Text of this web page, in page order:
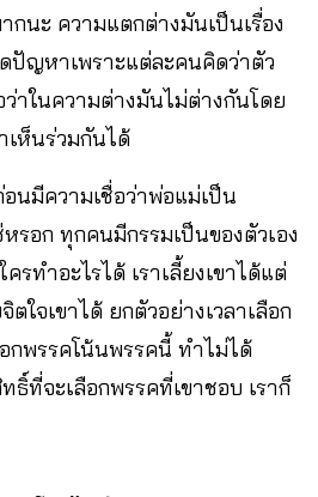
กนะ ความแตกต่างมันเป็นเรื่อง
ญหาเพราะแต่ละคนคิดว่าตัว
าในความต่างมันไม่ต่างกันโดย
เห็นร่วมกันได้
นมีความเชื่อว่าพ่อแม่เป็น
รอก ทุกคนมีกรรมเป็นของตัวเอง
รทำอะไรได้ เราเลี้ยงเขาได้แต่
ใจเขาได้ ยกตัวอย่างเวลาเลือก
กพรรคโน้นพรรคนี้ ทำไม่ได้
ธิ์ที่จะเลือกพรรคที่เขาชอบ เราก็